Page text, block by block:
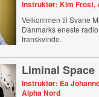
Instruktør: Kim Frost,
Velkommen til Svane
Danmarks eneste
transkvinde.
Liminal Space
Instruktør: Ea
Alpha Nord